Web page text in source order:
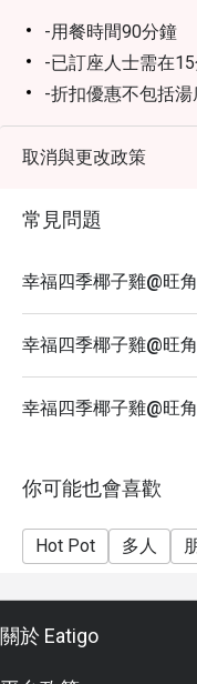
-用餐時間90分鐘
-已訂座人士需在
-折扣優惠不包括
及醬料
-折扣只適用於火鍋
-此優惠只限堂食，
惠
-加一服務費以原價
-最低消費：
-此優惠不可兌換現
-特別需求及坐位
-如有任何爭議，本
取消與更改政策
常見問題
幸福四季椰子雞@旺
幸福四季椰子雞@旺
幸福四季椰子雞@旺
你可能也會喜歡
Hot Pot 多人
關於 Eatigo